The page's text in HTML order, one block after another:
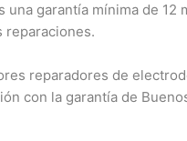
una garantía mínima de 12
reparaciones.
reparadores de
con la garantía de